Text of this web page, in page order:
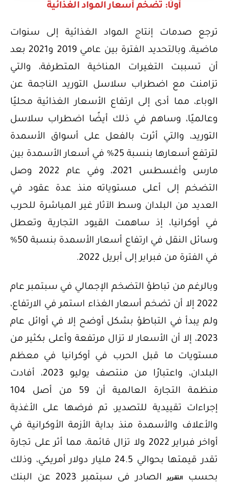
أولًا: تضخم أسعار المواد الغذائية
ترجع صدمات إنتاج المواد الغذائية إلى سنوات
ماضية، وبالتحديد الفترة بين عامي 2019 و2021 بعد
أن تسببت التغيرات المناخية المتطرفة، والتي
تزامنت مع اضطراب سلاسل التوريد الناجمة عن
الوباء، مما أدى إلى ارتفاع الأسعار الغذائية محليًا
وعالميًا، وساهم في ذلك أيضًا اضطراب سلاسل
التوريد، والتي أثرت بالفعل على أسواق الأسمدة
لترتفع أسعارها بنسبة 25% في أسعار الأسمدة بين
مارس وأغسطس 2021، وفي عام 2022 وصل
التضخم إلى أعلى مستوياته منذ عدة عقود في
العديد من البلدان وسط الآثار غير المباشرة للحرب
في أوكرانيا، إذ ساهمت القيود التجارية وتعطل
وسائل النقل في ارتفاع أسعار الأسمدة بنسبة 50%
في الفترة من فبراير إلى أبريل 2022.
وبالرغم من تباطؤ التضخم الإجمالي في سبتمبر عام
2022 إلا أن تضخم أسعار الغذاء استمر في الارتفاع،
ولم يبدأ في التباطؤ بشكل أوضح إلا في أوائل عام
2023، إلا أن الأسعار لا تزال مرتفعة وأعلى بكثير من
مستويات ما قبل الحرب في أوكرانيا في معظم
البلدان، واعتبارًا من منتصف يوليو 2023، أفادت
منظمة التجارة العالمية أن 59 من أصل 104
إجراءات تقييدية للتصدير، تم فرضها على الأغذية
والأعلاف والأسمدة منذ بداية الأزمة الأوكرانية في
أواخر فبراير 2022 ولا تزال قائمة، مما أثر على تجارة
تقدر قيمتها بحوالي 24.5 مليار دولار أمريكي، وذلك
بحسب
التقرير الصادر في سبتمبر 2023 عن البنك